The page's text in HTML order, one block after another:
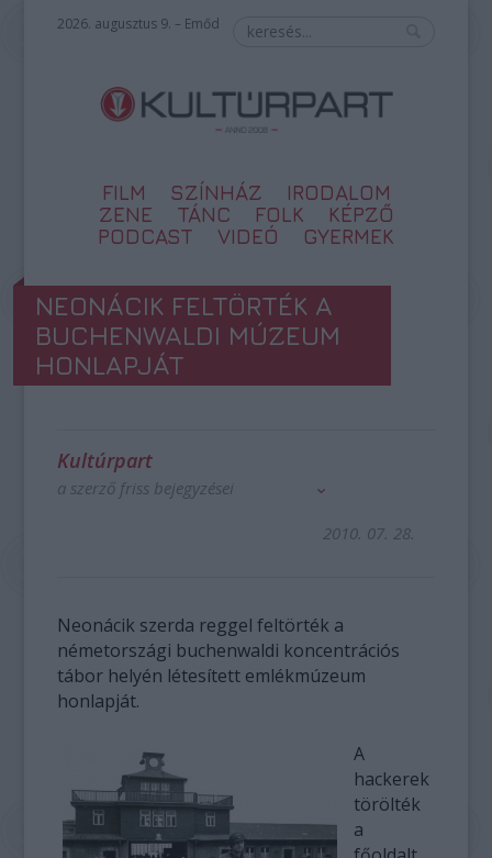
2026. augusztus 9. – Emőd
FILM SZÍNHÁZ
IRODALOM
ZENE
TÁNC FOLK
KÉPZŐ
PODCAST
VIDEÓ GYERMEK
NEONÁCIK FELTÖRTÉK A
BUCHENWALDI MÚZEUM
HONLAPJÁT
Kultúrpart
a szerző friss bejegyzései
2010. 07. 28.
Neonácik szerda reggel feltörték a
németországi buchenwaldi koncentrációs
tábor helyén létesített emlékmúzeum
honlapját.
A
hackerek
törölték
a